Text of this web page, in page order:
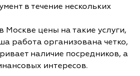
в течение нескольких
Москве цены на такие услуги,
работа организована четко,
наличие посредников, а
интересов.